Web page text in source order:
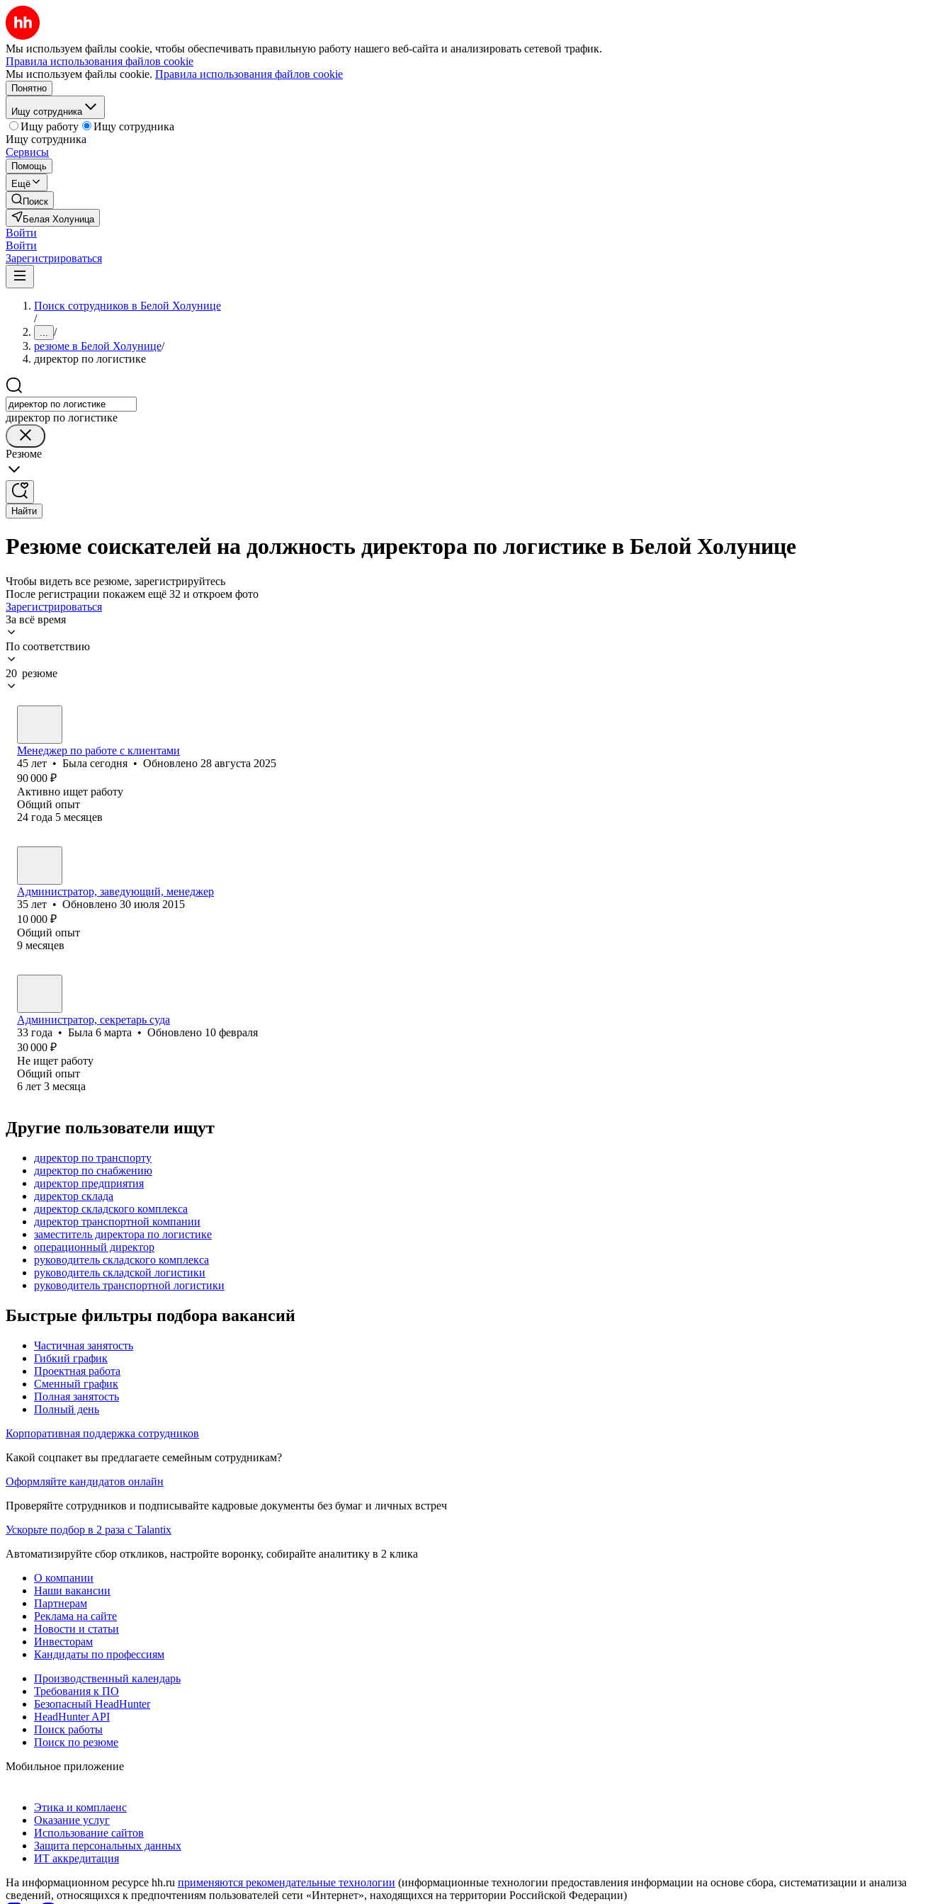
Мы используем файлы cookie, чтобы обеспечивать правильную работу нашего веб-сайта и анализировать сетевой трафик.
Правила использования файлов cookie
Мы используем файлы cookie. Правила использования файлов cookie
Понятно
Ищу сотрудника
Ищу работу
Ищу сотрудника
Ищу сотрудника
Сервисы
Помощь
Ещё
Поиск
Белая Холуница
Войти
Войти
Зарегистрироваться
Поиск сотрудников в Белой Холунице
/
... /
резюме в Белой Холунице/
директор по логистике
директор по логистике
Резюме
Найти
Резюме соискателей на должность директора по логистике в Белой Холунице
Чтобы видеть все резюме, зарегистрируйтесь
После регистрации покажем ещё 32 и откроем фото
Зарегистрироваться
За всё время
По соответствию
20 резюме
Менеджер по работе с клиентами
45 лет • Была сегодня • Обновлено 28 августа 2025
90 000 ₽
Активно ищет работу
Общий опыт
24 года 5 месяцев
Администратор, заведующий, менеджер
35 лет • Обновлено 30 июля 2015
10 000 ₽
Общий опыт
9 месяцев
Администратор, секретарь суда
33 года • Была 6 марта • Обновлено 10 февраля
30 000 ₽
Не ищет работу
Общий опыт
6 лет 3 месяца
Другие пользователи ищут
директор по транспорту
директор по снабжению
директор предприятия
директор склада
директор складского комплекса
директор транспортной компании
заместитель директора по логистике
операционный директор
руководитель складского комплекса
руководитель складской логистики
руководитель транспортной логистики
Быстрые фильтры подбора вакансий
Частичная занятость
Гибкий график
Проектная работа
Сменный график
Полная занятость
Полный день
Корпоративная поддержка сотрудников
Какой соцпакет вы предлагаете семейным сотрудникам?
Оформляйте кандидатов онлайн
Проверяйте сотрудников и подписывайте кадровые документы без бумаг и личных встреч
Ускорьте подбор в 2 раза с Talantix
Автоматизируйте сбор откликов, настройте воронку, собирайте аналитику в 2 клика
О компании
Наши вакансии
Партнерам
Реклама на сайте
Новости и статьи
Инвесторам
Кандидаты по профессиям
Производственный календарь
Требования к ПО
Безопасный HeadHunter
HeadHunter API
Поиск работы
Поиск по резюме
Мобильное приложение
Этика и комплаенс
Оказание услуг
Использование сайтов
Защита персональных данных
ИТ аккредитация
На информационном ресурсе hh.ru применяются рекомендательные технологии (информационные технологии предоставления информации на основе сбора, систематизации и анализа
сведений, относящихся к предпочтениям пользователей сети «Интернет», находящихся на территории Российской Федерации)